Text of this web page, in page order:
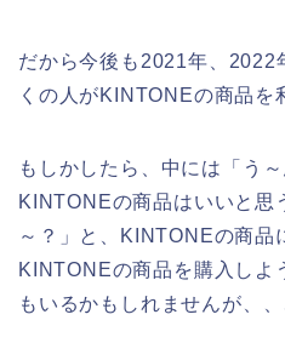
だから今後も2021年、2022
くの人がKINTONEの商品を
もしかしたら、中には「う～
KINTONEの商品はいいと思
～？」と、KINTONEの商品
KINTONEの商品を購入しよ
もいるかもしれませんが、、